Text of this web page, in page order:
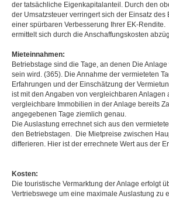
der tatsächliche Eigenkapitalanteil. Durch den
der Umsatzsteuer verringert sich der Einsatz des
einer spürbaren Verbesserung Ihrer EK-Rendite.
ermittelt sich durch die Anschaffungskosten
Mieteinnahmen:
Betriebstage sind die Tage, an denen Die
sein wird. (365). Die Annahme der vermieteten
Erfahrungen und der Einschätzung der
ist mit den Angaben von vergleichbaren Anlagen
vergleichbare Immobilien in der Anlage bereits
angegebenen Tage ziemlich genau.
Die Auslastung errechnet sich aus den
den Betriebstagen. Die Mietpreise zwischen
differieren. Hier ist der errechnete Wert aus der
Kosten:
Die touristische Vermarktung der Anlage erfolgt
Vertriebswege um eine maximale Auslastung zu